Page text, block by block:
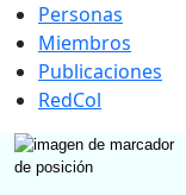
Personas
Miembros
Publicaciones
RedCol